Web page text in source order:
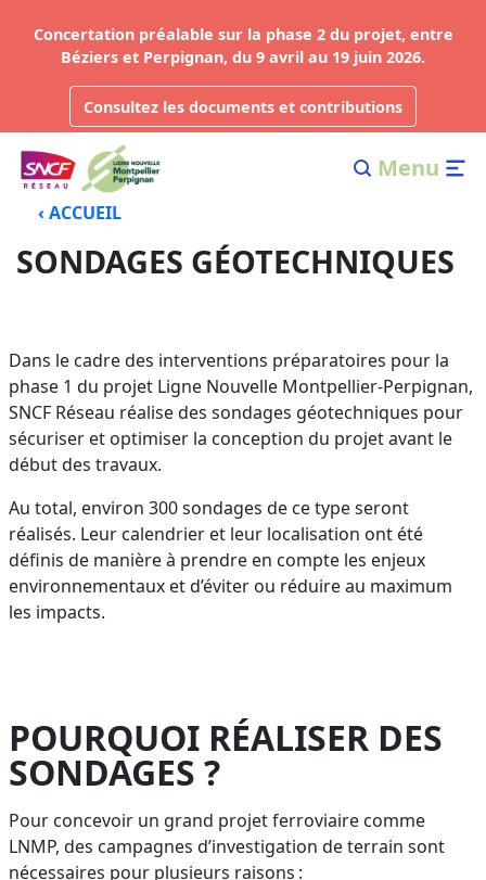
Concertation préalable sur la phase 2 du projet, entre
Béziers et Perpignan, du 9 avril au 19 juin 2026.
Consultez les documents et contributions
Menu
‹ ACCUEIL
SONDAGES GÉOTECHNIQUES
Dans le cadre des interventions préparatoires pour la
phase 1 du projet Ligne Nouvelle Montpellier-Perpignan,
SNCF Réseau réalise des sondages géotechniques pour
sécuriser et optimiser la conception du projet avant le
début des travaux.
Au total, environ 300 sondages de ce type seront
réalisés. Leur calendrier et leur localisation ont été
définis de manière à prendre en compte les enjeux
environnementaux et d’éviter ou réduire au maximum
les impacts.
POURQUOI RÉALISER DES
SONDAGES ?
Pour concevoir un grand projet ferroviaire comme
LNMP, des campagnes d’investigation de terrain sont
nécessaires pour plusieurs raisons :